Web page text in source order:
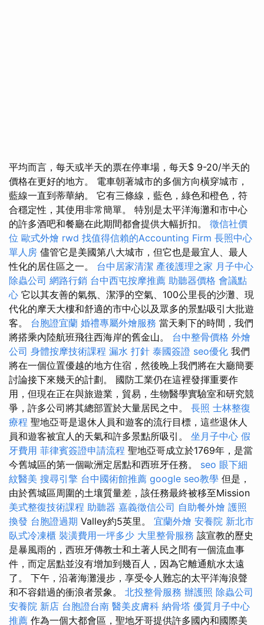
平均而言，每天或半天的票在停車場，每天$ 9-20/半天的
價格在更好的地方。 電車朝著城市的多個方向橫穿城市，
藍線一直到蒂華納。 它有三條線，藍色，綠色和橙色，符
合穩定性，其使用非常簡單。 特別是太平洋海灘和市中心
的許多酒吧和餐廳在此期間都會提供大幅折扣。 徵信社價
位 歐式外燴 rwd 找值得信賴的Accounting Firm 長照中心
單人房 儘管它是美國第八大城市，但它也是最宜人、最人
性化的居住區之一。 台中居家清潔 產後護理之家 月子中心
除蟲公司 網路行銷 台中西屯按摩推薦 助聽器價格 會議點
心 它以其友善的氣氛、潔淨的空氣、100公里長的沙灘、現
代化的摩天大樓和舒適的市中心以及眾多的景點吸引大批遊
客。 台胞證宜蘭 婚禮專屬外燴服務 當天剩下的時間，我們
將搭乘內陸航班飛往西海岸的舊金山。 台中整骨價格 外燴
公司 身體按摩技術課程 漏水 打針 泰國簽證 seo優化 我們
將在一個位置優越的地方住宿，然後晚上我們將在大廳簡要
討論接下來幾天的計劃。 國防工業仍在這裡發揮重要作
用，但現在正在與旅遊業，貿易，生物醫學實驗室和研究競
爭，許多公司將其總部置於大量居民之中。 長照 士林整復
療程 聖地亞哥是退休人員和遊客的流行目標，這些退休人
員和遊客被宜人的天氣和許多景點所吸引。 坐月子中心 假
牙費用 菲律賓簽證申請流程 聖地亞哥成立於1769年，是當
今舊城區的第一個歐洲定居點和西班牙任務。 seo 眼下細
紋醫美 搜尋引擎 台中國術館推薦 google seo教學 但是，
由於舊城區周圍的土壤質量差，該任務最終被移至Mission
美式整復技術課程 助聽器 嘉義徵信公司 自助餐外燴 護照
換發 台胞證過期 Valley約5英里。 宜蘭外燴 安養院 新北市
臥式冷凍櫃 裝潢費用一坪多少 大里整骨服務 該宣教的歷史
是暴風雨的，西班牙傳教士和土著人民之間有一個流血事
件，而定居點並沒有增加到幾百人，因為它離通航水太遠
了。 下午，沿著海灘漫步，享受令人難忘的太平洋海浪聲
和不容錯過的衝浪者景象。 北投整骨服務 辦護照 除蟲公司
安養院 新店 台胞證台南 醫美皮膚科 納骨塔 優質月子中心
推薦 作為一個大都會區，聖地牙哥提供許多國內和國際美